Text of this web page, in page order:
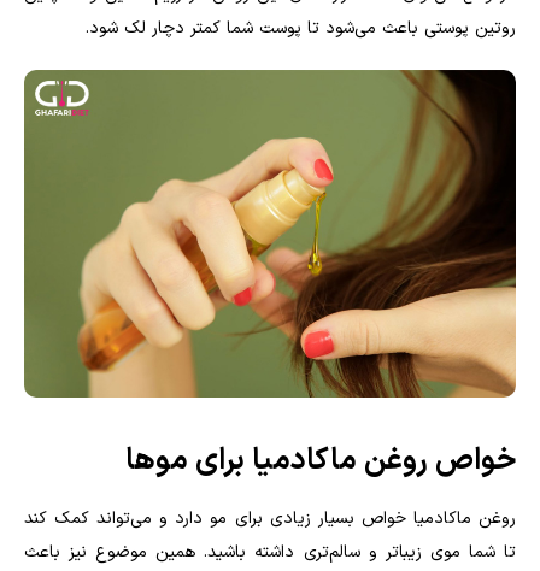
روتین پوستی باعث می‌شود تا پوست شما کمتر دچار لک شود.
خواص روغن ماکادمیا برای موها
روغن ماکادمیا خواص بسیار زیادی برای مو دارد و می‌تواند کمک کند
تا شما موی زیباتر و سالم‌تری داشته باشید. همین موضوع نیز باعث